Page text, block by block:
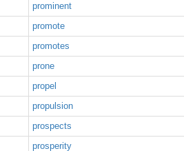
prominent
promote
promotes
prone
propel
propulsion
prospects
prosperity